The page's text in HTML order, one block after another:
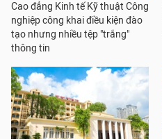
Cao đẳng Kinh tế Kỹ thuật Công
nghiệp công khai điều kiện đào
tạo nhưng nhiều tệp "trắng"
thông tin